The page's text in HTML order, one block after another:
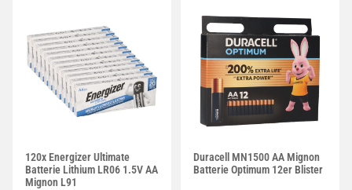
120x Energizer Ultimate
Batterie Lithium LR06 1.5V AA
Mignon L91
Duracell MN1500 AA Mignon
Batterie Optimum 12er Blister